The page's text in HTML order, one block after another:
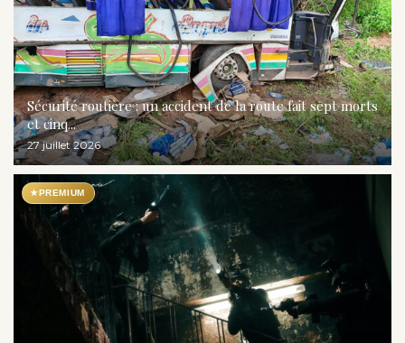
Sécurité routière : un accident de la route fait sept morts
et cinq...
27 juillet 2026
★PREMIUM